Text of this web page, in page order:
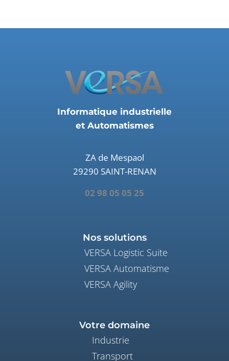
Informatique industrielle
et Automatismes
ZA de Mespaol
29290 SAINT-RENAN
02 98 05 05 25
Nos solutions
VERSA Logistic Suite
VERSA Automatisme
VERSA Agility
Votre domaine
Industrie
Transport